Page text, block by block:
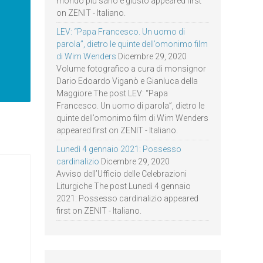
on ZENIT - Italiano.
LEV: “Papa Francesco. Un uomo di
parola”, dietro le quinte dell’omonimo film
di Wim Wenders Dicembre 29, 2020
Volume fotografico a cura di monsignor
Dario Edoardo Viganò e Gianluca della
Maggiore The post LEV: “Papa
Francesco. Un uomo di parola”, dietro le
quinte dell’omonimo film di Wim Wenders
appeared first on ZENIT - Italiano.
Lunedì 4 gennaio 2021: Possesso
cardinalizio Dicembre 29, 2020
Avviso dell’Ufficio delle Celebrazioni
Liturgiche The post Lunedì 4 gennaio
2021: Possesso cardinalizio appeared
first on ZENIT - Italiano.